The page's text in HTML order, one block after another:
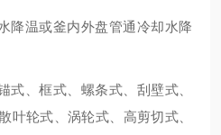
降温或釜内外盘管通冷却水降
式、框式、螺条式、刮壁式
叶轮式、涡轮式、高剪切式、